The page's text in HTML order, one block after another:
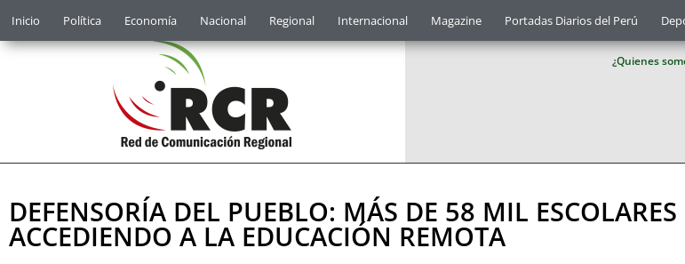
Inicio Política Economía Nacional Regional Internacional Magazine Portadas Diarios del Perú
¿Quienes
DEFENSORÍA DEL PUEBLO: MÁS DE 58 MIL
ACCEDIENDO A LA EDUCACIÓN REMOTA